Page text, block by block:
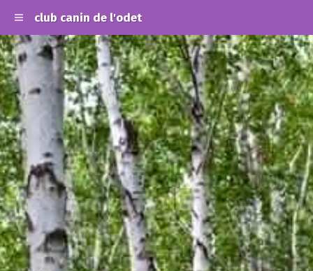
club canin de l'odet